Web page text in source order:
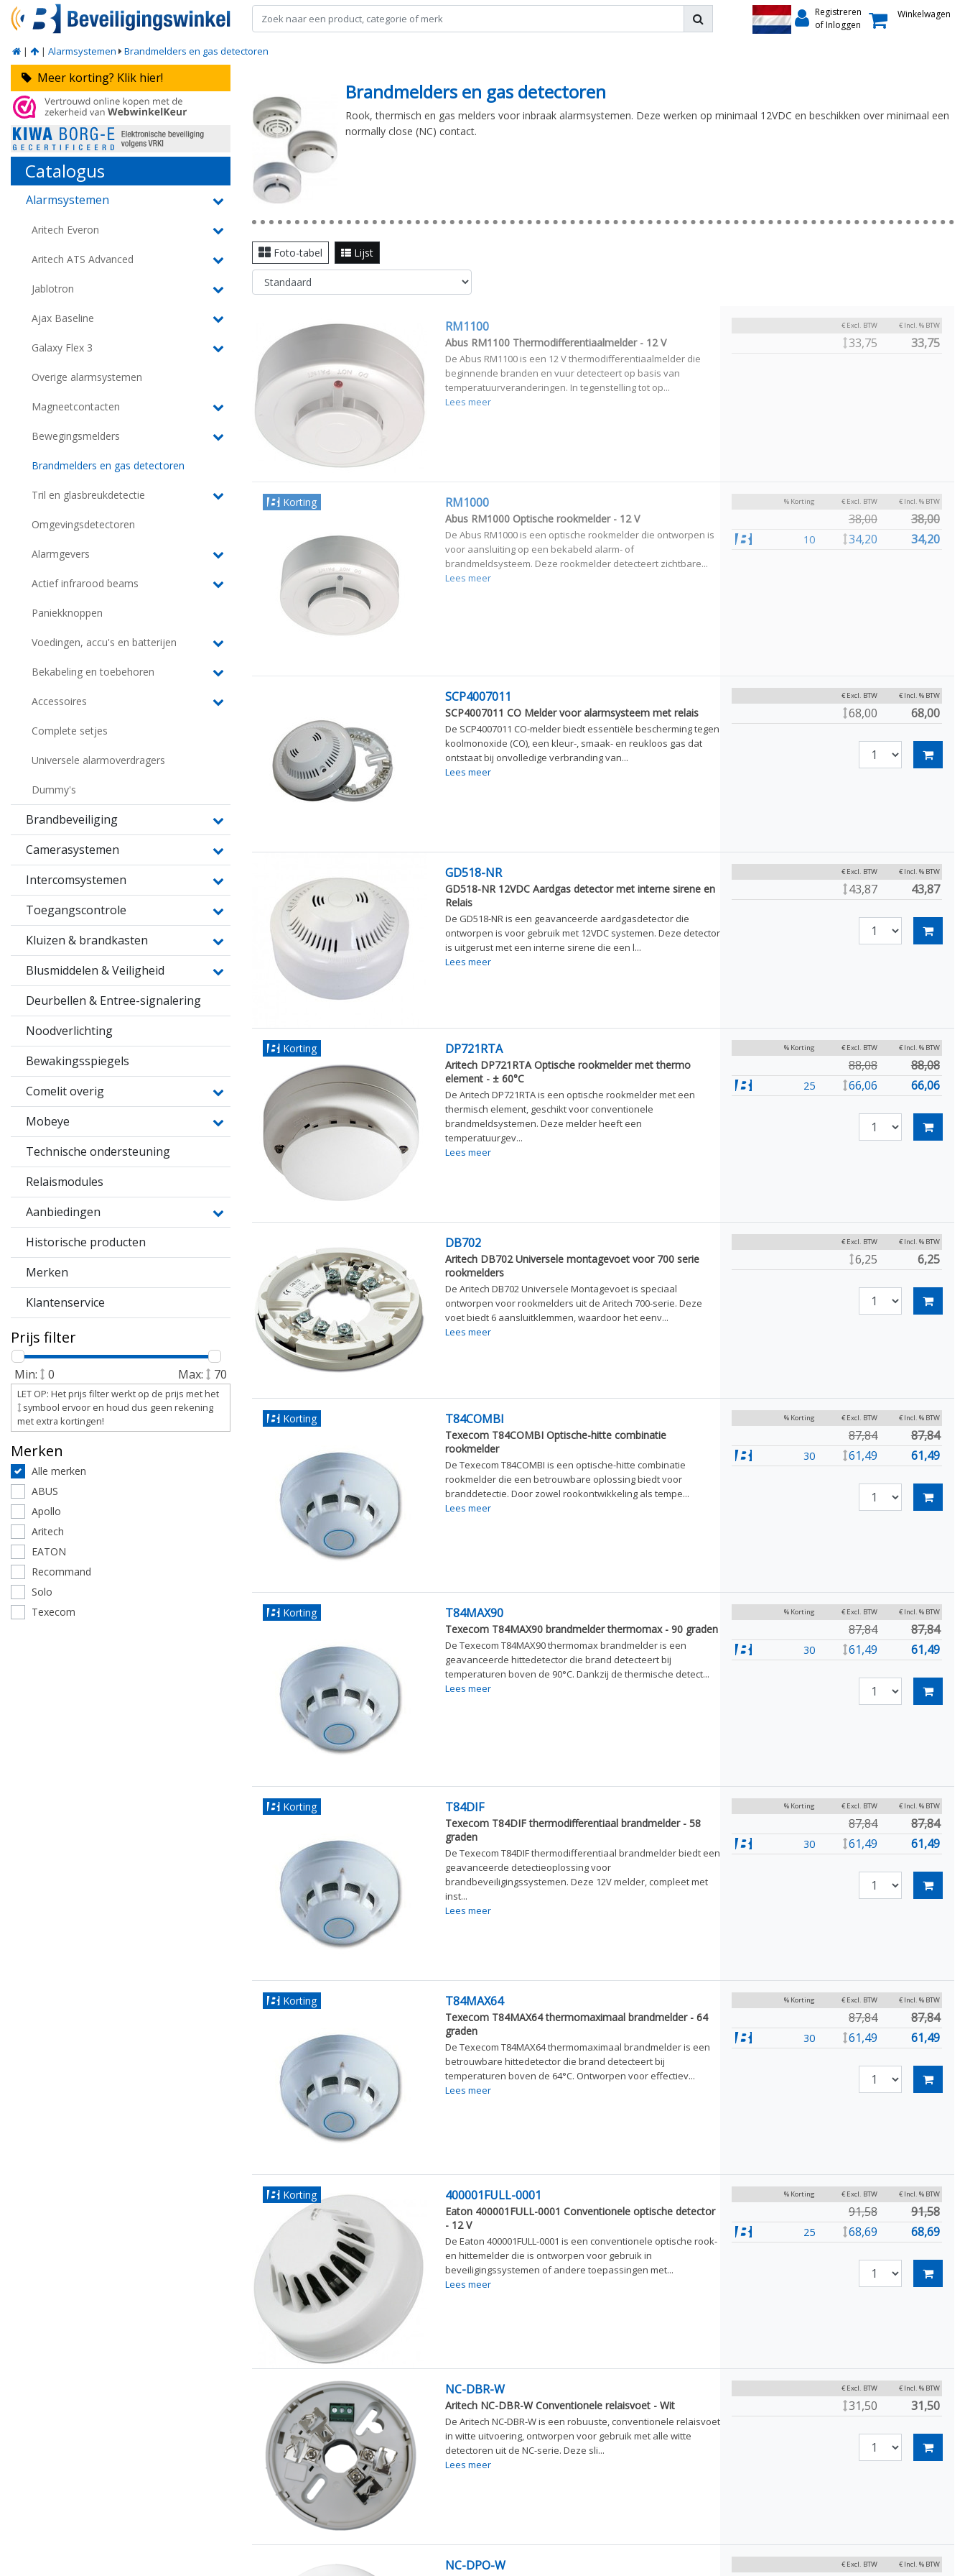
Registreren
of Inloggen
Winkelwagen
| | Alarmsystemen Brandmelders en gas detectoren
Meer korting? Klik hier!
Catalogus
Alarmsystemen
Aritech Everon
Aritech ATS Advanced
Jablotron
Ajax Baseline
Galaxy Flex 3
Overige alarmsystemen
Magneetcontacten
Bewegingsmelders
Brandmelders en gas detectoren
Tril en glasbreukdetectie
Omgevingsdetectoren
Alarmgevers
Actief infrarood beams
Paniekknoppen
Voedingen, accu's en batterijen
Bekabeling en toebehoren
Accessoires
Complete setjes
Universele alarmoverdragers
Dummy's
Brandbeveiliging
Camerasystemen
Intercomsystemen
Toegangscontrole
Kluizen & brandkasten
Blusmiddelen & Veiligheid
Deurbellen & Entree-signalering
Noodverlichting
Bewakingsspiegels
Comelit overig
Mobeye
Technische ondersteuning
Relaismodules
Aanbiedingen
Historische producten
Merken
Klantenservice
Prijs filter
Min: 0 Max: 70
LET OP: Het prijs filter werkt op de prijs met het
symbool ervoor en houd dus geen rekening
met extra kortingen!
Merken
Alle merken
ABUS
Apollo
Aritech
EATON
Recommand
Solo
Texecom
Brandmelders en gas detectoren
Rook, thermisch en gas melders voor inbraak alarmsystemen. Deze werken op minimaal 12VDC en beschikken over minimaal een
normally close (NC) contact.
Foto-tabel Lijst
RM1100
Abus RM1100 Thermodifferentiaalmelder - 12 V
De Abus RM1100 is een 12 V thermodifferentiaalmelder die
beginnende branden en vuur detecteert op basis van
temperatuurveranderingen. In tegenstelling tot op...
Lees meer
€ Excl. BTW € Incl. % BTW
33,75 33,75
Korting RM1000
Abus RM1000 Optische rookmelder - 12 V
De Abus RM1000 is een optische rookmelder die ontworpen is
voor aansluiting op een bekabeld alarm- of
brandmeldsysteem. Deze rookmelder detecteert zichtbare...
Lees meer
% Korting € Excl. BTW € Incl. % BTW
38,00 38,00
10 34,20 34,20
SCP4007011
SCP4007011 CO Melder voor alarmsysteem met relais
De SCP4007011 CO-melder biedt essentiële bescherming tegen
koolmonoxide (CO), een kleur-, smaak- en reukloos gas dat
ontstaat bij onvolledige verbranding van...
Lees meer
€ Excl. BTW € Incl. % BTW
68,00 68,00
GD518-NR
GD518-NR 12VDC Aardgas detector met interne sirene en
Relais
De GD518-NR is een geavanceerde aardgasdetector die
ontworpen is voor gebruik met 12VDC systemen. Deze detector
is uitgerust met een interne sirene die een l...
Lees meer
€ Excl. BTW € Incl. % BTW
43,87 43,87
Korting DP721RTA
Aritech DP721RTA Optische rookmelder met thermo
element - ± 60°C
De Aritech DP721RTA is een optische rookmelder met een
thermisch element, geschikt voor conventionele
brandmeldsystemen. Deze melder heeft een
temperatuurgev...
Lees meer
% Korting € Excl. BTW € Incl. % BTW
88,08 88,08
25 66,06 66,06
DB702
Aritech DB702 Universele montagevoet voor 700 serie
rookmelders
De Aritech DB702 Universele Montagevoet is speciaal
ontworpen voor rookmelders uit de Aritech 700-serie. Deze
voet biedt 6 aansluitklemmen, waardoor het eenv...
Lees meer
€ Excl. BTW € Incl. % BTW
6,25 6,25
Korting T84COMBI
Texecom T84COMBI Optische-hitte combinatie
rookmelder
De Texecom T84COMBI is een optische-hitte combinatie
rookmelder die een betrouwbare oplossing biedt voor
branddetectie. Door zowel rookontwikkeling als tempe...
Lees meer
% Korting € Excl. BTW € Incl. % BTW
87,84 87,84
30 61,49 61,49
Korting T84MAX90
Texecom T84MAX90 brandmelder thermomax - 90 graden
De Texecom T84MAX90 thermomax brandmelder is een
geavanceerde hittedetector die brand detecteert bij
temperaturen boven de 90°C. Dankzij de thermische detect...
Lees meer
% Korting € Excl. BTW € Incl. % BTW
87,84 87,84
30 61,49 61,49
Korting T84DIF
Texecom T84DIF thermodifferentiaal brandmelder - 58
graden
De Texecom T84DIF thermodifferentiaal brandmelder biedt een
geavanceerde detectieoplossing voor
brandbeveiligingssystemen. Deze 12V melder, compleet met
inst...
Lees meer
% Korting € Excl. BTW € Incl. % BTW
87,84 87,84
30 61,49 61,49
Korting T84MAX64
Texecom T84MAX64 thermomaximaal brandmelder - 64
graden
De Texecom T84MAX64 thermomaximaal brandmelder is een
betrouwbare hittedetector die brand detecteert bij
temperaturen boven de 64°C. Ontworpen voor effectiev...
Lees meer
% Korting € Excl. BTW € Incl. % BTW
87,84 87,84
30 61,49 61,49
Korting 400001FULL-0001
Eaton 400001FULL-0001 Conventionele optische detector
- 12 V
De Eaton 400001FULL-0001 is een conventionele optische rook-
en hittemelder die is ontworpen voor gebruik in
beveiligingssystemen of andere toepassingen met...
Lees meer
% Korting € Excl. BTW € Incl. % BTW
91,58 91,58
25 68,69 68,69
NC-DBR-W
Aritech NC-DBR-W Conventionele relaisvoet - Wit
De Aritech NC-DBR-W is een robuuste, conventionele relaisvoet
in witte uitvoering, ontworpen voor gebruik met alle witte
detectoren uit de NC-serie. Deze sli...
Lees meer
€ Excl. BTW € Incl. % BTW
31,50 31,50
NC-DPO-W € Excl. BTW € Incl. % BTW